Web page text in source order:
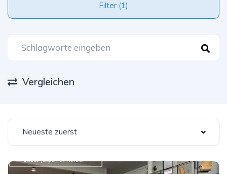
Filter (1)
Vergleichen
Neueste zuerst